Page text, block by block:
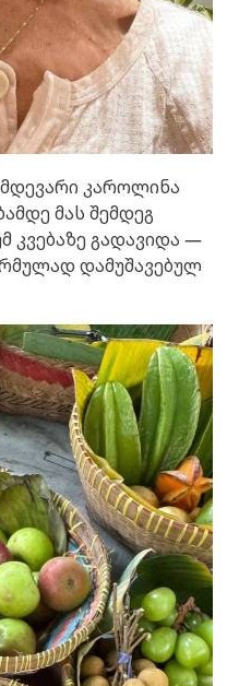
კაროლინა
მას შემდეგ
კვებაზე გადავიდა —
დამუშავებულ